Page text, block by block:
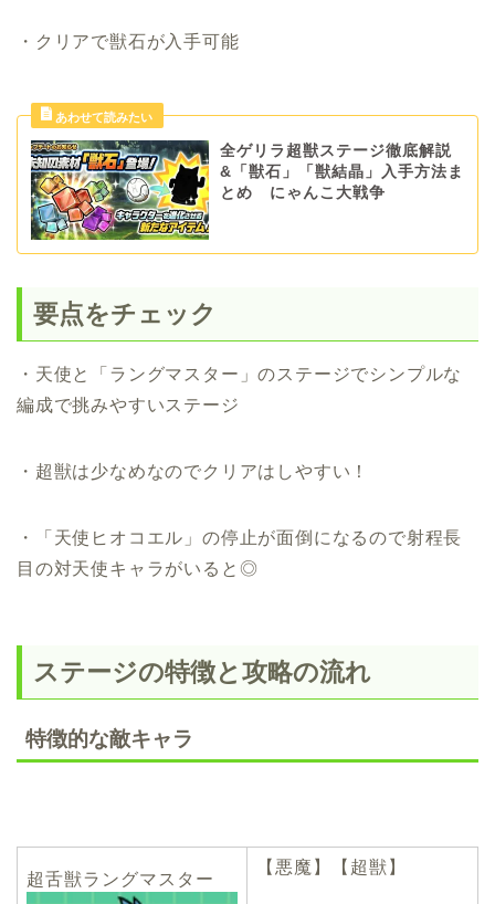
・クリアで獣石が入手可能
全ゲリラ超獣ステージ徹底解説
&「獣石」「獣結晶」入手方法ま
とめ にゃんこ大戦争
要点をチェック
・天使と「ラングマスター」のステージでシンプルな
編成で挑みやすいステージ
・超獣は少なめなのでクリアはしやすい！
・「天使ヒオコエル」の停止が面倒になるので射程長
目の対天使キャラがいると◎
ステージの特徴と攻略の流れ
特徴的な敵キャラ
超舌獣ラングマスター
【悪魔】【超獣】